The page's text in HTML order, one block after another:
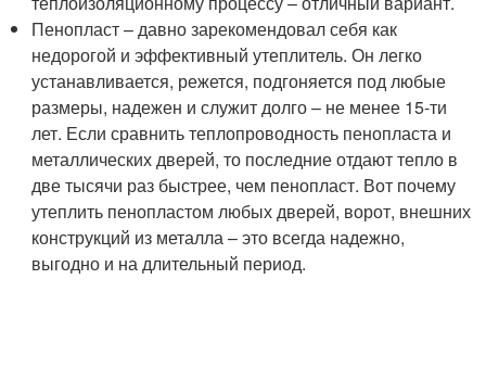
Пенопласт – давно зарекомендовал себя как
недорогой и эффективный утеплитель. Он легко
устанавливается, режется, подгоняется под любые
размеры, надежен и служит долго – не менее 15-ти
лет. Если сравнить теплопроводность пенопласта и
металлических дверей, то последние отдают тепло в
две тысячи раз быстрее, чем пенопласт. Вот почему
утеплить пенопластом любых дверей, ворот, внешних
конструкций из металла – это всегда надежно,
выгодно и на длительный период.